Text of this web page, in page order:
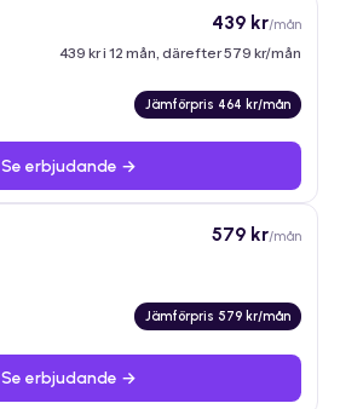
439 kr/mån
439 kr i 12 mån, därefter 579 kr/mån
Jämförpris 464 kr/mån
Se erbjudande →
579 kr/mån
Jämförpris 579 kr/mån
Se erbjudande →